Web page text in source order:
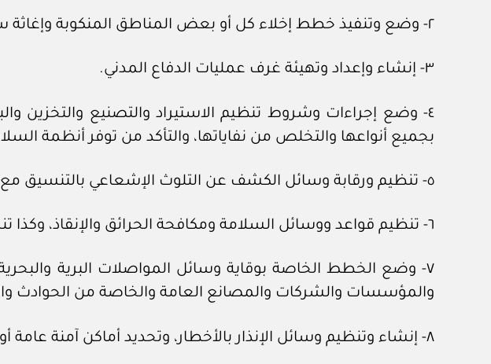
٢- وضع وتنفيذ خطط إخلاء كل أو بعض المناطق المنكوبة وإغاثة سكانها.
٣- إنشاء وإعداد وتهيئة غرف عمليات الدفاع المدني.
٤- وضع إجراءات وشروط تنظيم الاستيراد والتصنيع والتخزين
بجميع أنواعها والتخلص من نفاياتها، والتأكد من توفر أنظمة
٥- تنظيم ورقابة وسائل الكشف عن التلوث الإشعاعي بالتنسيق مع الأجهزة المعنية.
٦- تنظيم قواعد ووسائل السلامة ومكافحة الحرائق والإنقاذ، وكذا تنسيق وسائل الإسعاف الطبي.
٧- وضع الخطط الخاصة بوقاية وسائل المواصلات البرية
والمؤسسات والشركات والمصانع العامة والخاصة من الحوادث
٨- إنشاء وتنظيم وسائل الإنذار بالأخطار، وتحديد أماكن آمنة عامة أو خاصة بالمباني والمنشآت للجوء إليها وقت الطوارئ.